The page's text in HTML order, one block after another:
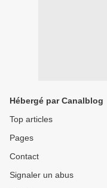
Hébergé par Canalblog
Top articles
Pages
Contact
Signaler un abus